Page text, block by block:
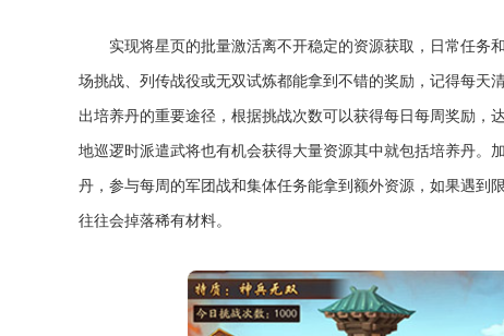
实现将星页的批量激活离不开稳定的资源获取，日常任务
场挑战、列传战役或无双试炼都能拿到不错的奖励，记得每天
出培养丹的重要途径，根据挑战次数可以获得每日每周奖励
地巡逻时派遣武将也有机会获得大量资源其中就包括培养丹。
丹，参与每周的军团战和集体任务能拿到额外资源，如果遇到
往往会掉落稀有材料。